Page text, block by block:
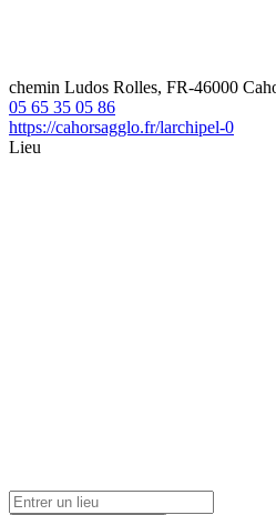
chemin Ludos Rolles, FR-46000
05 65 35 05 86
https://cahorsagglo.fr/larchipel-0
Lieu